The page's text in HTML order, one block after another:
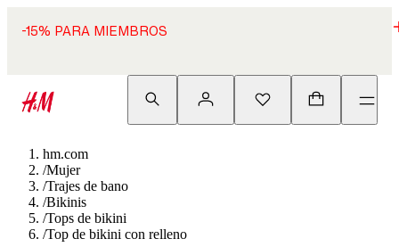
-15% PARA MIEMBROS
hm.com
/Mujer
/Trajes de bano
/Bikinis
/Tops de bikini
/Top de bikini con relleno